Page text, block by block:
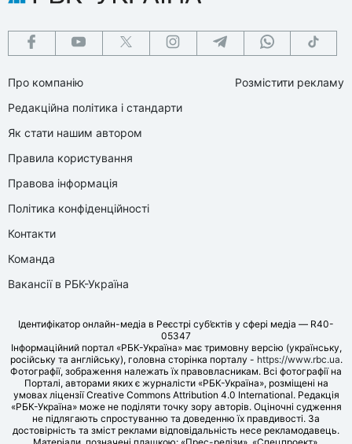
Про компанію
Редакційна політика і стандарти
Як стати нашим автором
Правила користування
Правова інформація
Політика конфіденційності
Контакти
Команда
Вакансії в РБК-Україна
Розмістити рекламу
Ідентифікатор онлайн-медіа в Реєстрі суб’єктів у сфері медіа — R40-
05347
Інформаційний портал «РБК-Україна» має тримовну версію (українську,
російську та англійську), головна сторінка порталу - https://www.rbc.ua.
Фотографії, зображення належать їх правовласникам. Всі фотографії на
Порталі, авторами яких є журналісти «РБК-Україна», розміщені на
умовах ліцензії Creative Commons Attribution 4.0 International. Редакція
«РБК-Україна» може не поділяти точку зору авторів. Оціночні судження
не підлягають спростуванню та доведенню їх правдивості. За
достовірність та зміст реклами відповідальність несе рекламодавець.